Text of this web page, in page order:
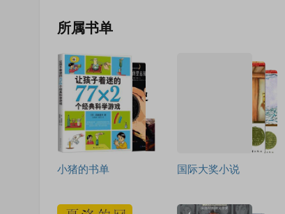
所属书单
小猪的书单 国际大奖小说